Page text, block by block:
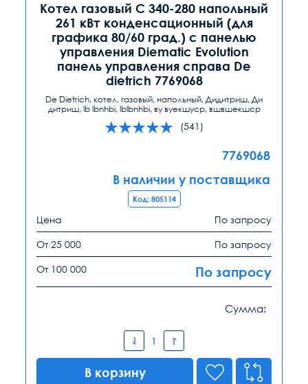
Котел газовый C 340-280 напольный
261 кВт конденсационный (для
графика 80/60 град.) с панелью
управления Diematic Evolution
панель управления справа De
dietrich 7769068
De Dietrich, котел, газовый, напольный, Дидитриш, Ди
дитриш, lb lbnhbi, lblbnhbi, ву вуекшуср, вшвшекшср
(541)
7769068
В наличии у поставщика
Код: 805114
Цена По запросу
От 25 000 По запросу
От 100 000 По запросу
Сумма:
В корзину